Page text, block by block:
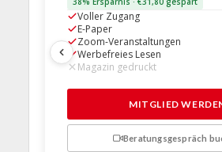
Voller Zugang
E-Paper
Zoom-Veranstaltungen
Werbefreies Lesen
Magazin gedruckt
MITGLIED
Beratungsgespräch